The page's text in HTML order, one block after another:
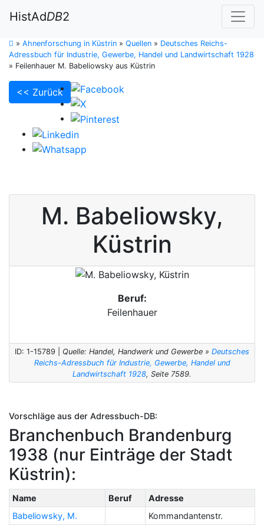
HistAdDB2
» Ahnenforschung in Küstrin » Quellen » Deutsches Reichs-
Adressbuch für Industrie, Gewerbe, Handel und Landwirtschaft 1928
» Feilenhauer M. Babeliowsky aus Küstrin
<< Zurück
M. Babeliowsky,
Küstrin
Beruf:
Feilenhauer
ID: 1-15789 | Quelle: Handel, Handwerk und Gewerbe » Deutsches
Reichs-Adressbuch für Industrie, Gewerbe, Handel und
Landwirtschaft 1928, Seite 7589.
Vorschläge aus der Adressbuch-DB:
Branchenbuch Brandenburg
1938 (nur Einträge der Stadt
Küstrin):
Name Beruf
Adresse
Babeliowsky, M.
Kommandantenstr.